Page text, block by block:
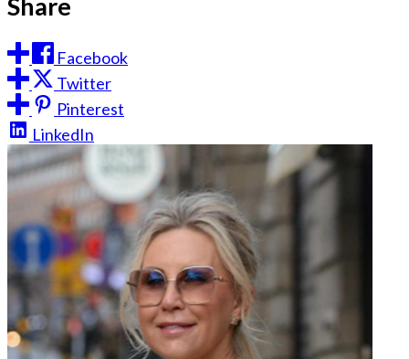
Share
Facebook
Twitter
Pinterest
LinkedIn